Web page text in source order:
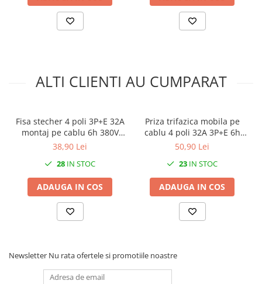
conectarea echipamentelor trifazice într-un mod simplu
și profesional.
ALTI CLIENTI AU CUMPARAT
Fisa stecher 4 poli 3P+E 32A
montaj pe cablu 6h 380V
IP44 trifazic CEE mobil
38,90 Lei
28 IN STOC
ADAUGA IN COS
Priza trifazica mobila pe
cablu 4 poli 32A 3P+E 6h
CEE 380V IP44
50,90 Lei
23 IN STOC
ADAUGA IN COS
Newsletter Nu rata ofertele si promotiile noastre